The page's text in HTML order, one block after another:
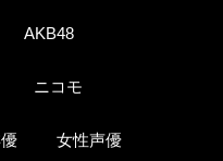
AKB48
ニコモ
女性声優